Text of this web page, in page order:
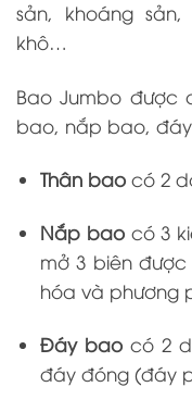
sản, khoáng
khô…
Bao Jumbo được
bao, nắp bao,
Thân bao có 2
Nắp baocó 3
mở 3 biên
hóa và phương
Đáy bao có 2
đáy đóng (đáy